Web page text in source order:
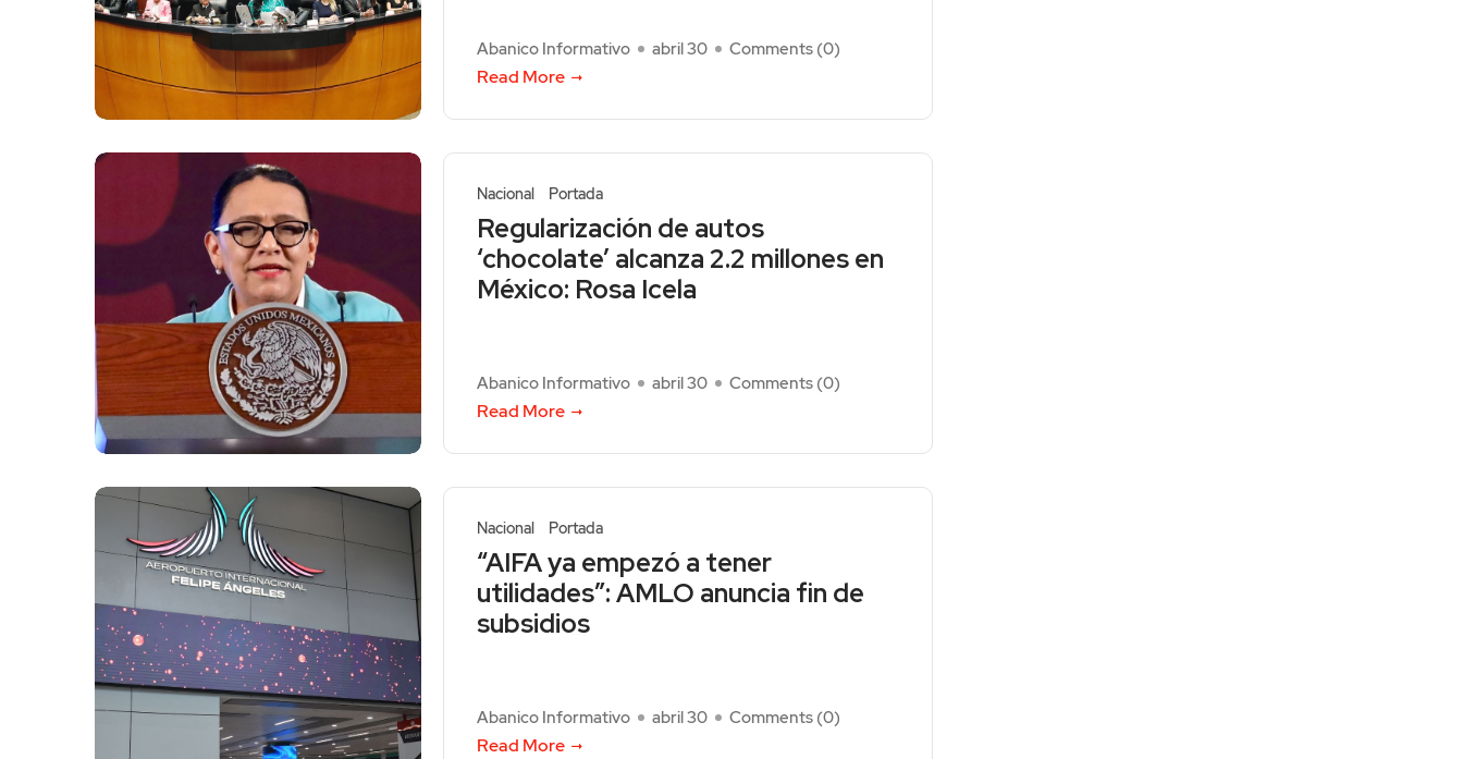
Abanico Informativo abril 30 Comments (0)
Read More
Nacional Portada
Regularización de autos
‘chocolate’ alcanza 2.2 millones en
México: Rosa Icela
Abanico Informativo abril 30 Comments (0)
Read More
Nacional Portada
“AIFA ya empezó a tener
utilidades”: AMLO anuncia fin de
subsidios
Abanico Informativo abril 30 Comments (0)
Read More